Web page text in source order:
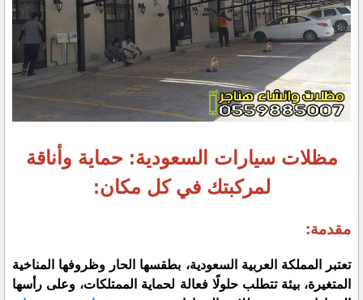
مظلات سيارات السعودية: حماية وأناقة
لمركبتك في كل مكان:
مقدمة:
تعتبر المملكة العربية السعودية، بطقسها الحار وظروفها المناخية
المتغيرة، بيئة تتطلب حلولًا فعالة لحماية الممتلكات، وعلى رأسها